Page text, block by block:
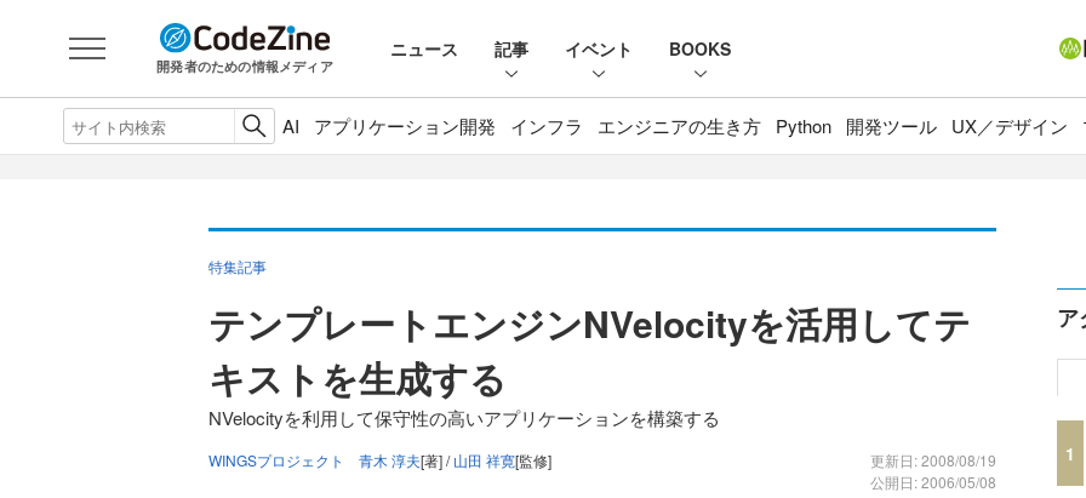
開発者のための情報メディア
ニュース 記事 イベント BOOKS
AI アプリケーション開発 インフラ エンジニアの生き方 Python 開発ツール UX／デザイン
特集記事
テンプレートエンジンNVelocityを活用してテ
キストを生成する
NVelocityを利用して保守性の高いアプリケーションを構築する
WINGSプロジェクト 青木 淳夫[著] /山田 祥寛[監修]
更新日: 2008/08/19
公開日: 2006/05/08
ア
1